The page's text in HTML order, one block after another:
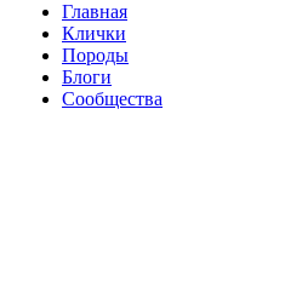
Главная
Клички
Породы
Блоги
Сообщества